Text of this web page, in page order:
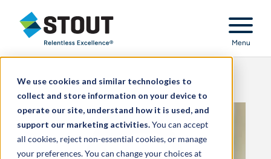
We use cookies and similar technologies to
collect and store information on your device to
operate our site, understand how it is used, and
support our marketing activities.You can accept
all cookies, reject non-essential cookies, or manage
your preferences. You can change your choices at
Stout Relentless Excellence
Menu